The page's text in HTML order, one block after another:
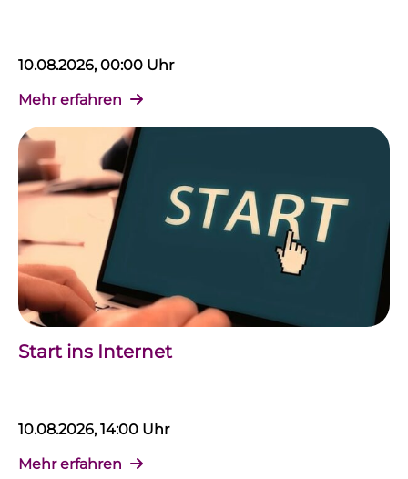
10.08.2026, 00:00 Uhr
Mehr erfahren
Start ins Internet
10.08.2026, 14:00 Uhr
Mehr erfahren